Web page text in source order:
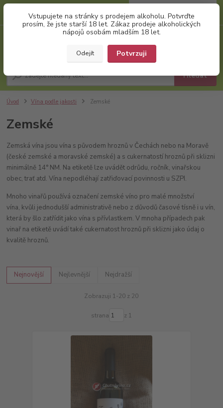
Vstupujete na stránky s prodejem alkoholu. Potvrďte
prosím, že jste starší 18 let. Zákaz prodeje alkoholických
nápojů osobám mladším 18 let.
Odejít Potvrzuji
Hledat
(Po-Pá, 8:00-17:00)
za0,00 Kč
Úvod Vína podle jakosti Zemské
Zemské
Zemská vína jsou vína s původem hroznů v Čechách nebo na Moravě
(české zemské a moravské zemské) a s cukernatostí hroznů při sklizni
minimálně 14° NM. Na etiketě lze uvádět odrůdu, ročník, vinařskou
obec, trať atd. Vína nepodléhají zatřiďovací povinnosti u SZPI.
Mnoho vinařů používá označení zemské víno pro malé množství
vína, kvůli jednodušší administrativě nebo z důvodů časové tísně i u vín,
která by šlo zatřídit jako vína s přívlastkem. V mnoha případech pak
vinař na etiketě uvádí také cukernatost hroznů při sklizni jako údaj o
kvalitě hroznů.
Nejnovější Nejlevnější Nejdražší
Zobrazuji 1-20 z 20
strana z 1